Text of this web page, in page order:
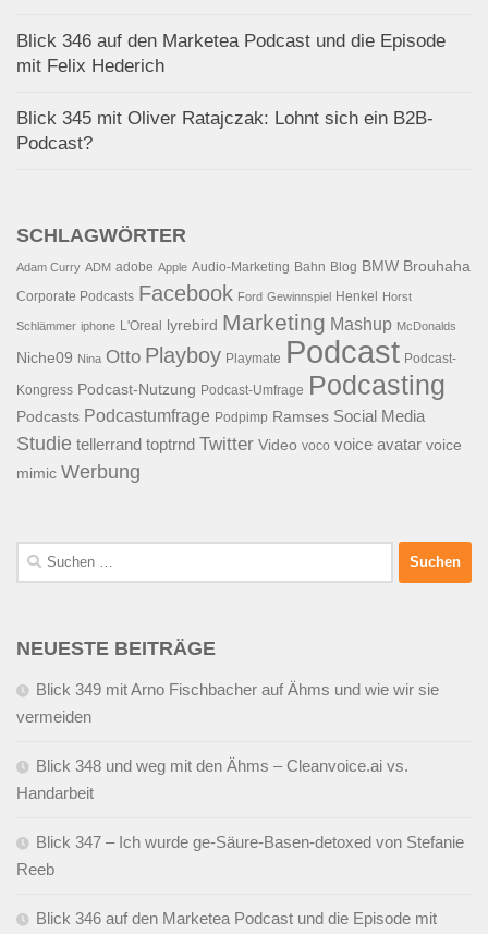
Blick 346 auf den Marketea Podcast und die Episode
mit Felix Hederich
Blick 345 mit Oliver Ratajczak: Lohnt sich ein B2B-
Podcast?
SCHLAGWÖRTER
Adam Curry ADM adobe Apple Audio-Marketing Bahn Blog BMW Brouhaha
Corporate Podcasts Facebook Ford Gewinnspiel Henkel Horst
Schlämmer iphone L'Oreal lyrebird Marketing Mashup McDonalds
Niche09 Nina Otto Playboy Playmate Podcast Podcast-
Kongress Podcast-Nutzung Podcast-Umfrage Podcasting
Podcasts Podcastumfrage Podpimp Ramses Social Media
Studie tellerrand toptrnd Twitter Video voco voice avatar voice
mimic Werbung
Suchen
nach:
NEUESTE BEITRÄGE
Blick 349 mit Arno Fischbacher auf Ähms und wie wir sie
vermeiden
Blick 348 und weg mit den Ähms – Cleanvoice.ai vs.
Handarbeit
Blick 347 – Ich wurde ge-Säure-Basen-detoxed von Stefanie
Reeb
Blick 346 auf den Marketea Podcast und die Episode mit